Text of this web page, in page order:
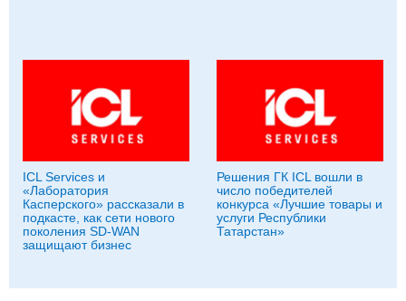
ICL Services и
«Лаборатория
Касперского» рассказали в
подкасте, как сети нового
поколения SD-WAN
защищают бизнес
Решения ГК ICL вошли в
число победителей
конкурса «Лучшие товары и
услуги Республики
Татарстан»